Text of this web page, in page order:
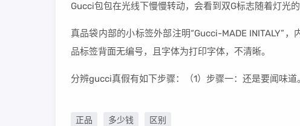
Gucci包包在光线下慢慢转动，会看到双G标志随着灯光
真品袋内部的小标签外部注明“Gucci-MADE INITALY”
品标签背面无编号，且字体为打印字体，不清晰。
分辨gucci真假有如下步骤：（1）步骤一：还是要闻味道
正品 多少钱 区别